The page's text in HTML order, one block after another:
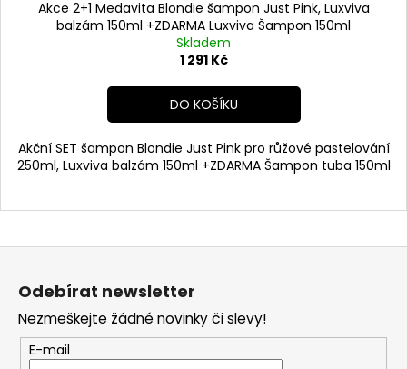
Akce 2+1 Medavita Blondie šampon Just Pink, Luxviva
balzám 150ml +ZDARMA Luxviva Šampon 150ml
Skladem
1 291 Kč
DO KOŠÍKU
Akční SET šampon Blondie Just Pink pro růžové pastelování
250ml, Luxviva balzám 150ml +ZDARMA Šampon tuba 150ml
Z
Odebírat newsletter
Nezmeškejte žádné novinky či slevy!
E-mail